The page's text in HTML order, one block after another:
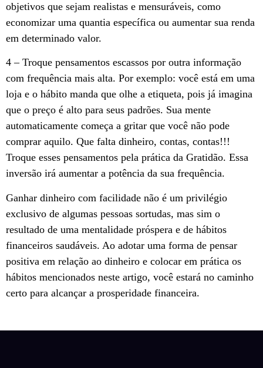
objetivos que sejam realistas e mensuráveis, como
economizar uma quantia específica ou aumentar sua renda
em determinado valor.
4 – Troque pensamentos escassos por outra informação
com frequência mais alta. Por exemplo: você está em uma
loja e o hábito manda que olhe a etiqueta, pois já imagina
que o preço é alto para seus padrões. Sua mente
automaticamente começa a gritar que você não pode
comprar aquilo. Que falta dinheiro, contas, contas!!!
Troque esses pensamentos pela prática da Gratidão. Essa
inversão irá aumentar a potência da sua frequência.
Ganhar dinheiro com facilidade não é um privilégio
exclusivo de algumas pessoas sortudas, mas sim o
resultado de uma mentalidade próspera e de hábitos
financeiros saudáveis. Ao adotar uma forma de pensar
positiva em relação ao dinheiro e colocar em prática os
hábitos mencionados neste artigo, você estará no caminho
certo para alcançar a prosperidade financeira.